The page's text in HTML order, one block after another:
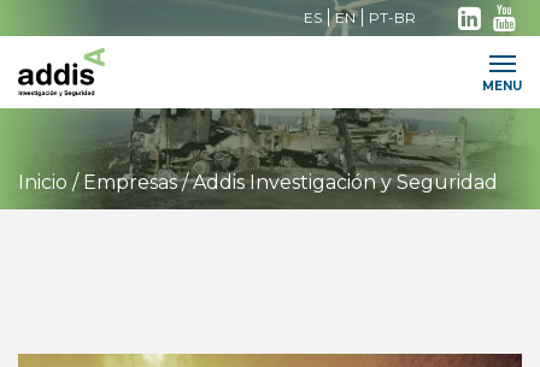
ES EN
PT-BR
Intranet
MENU
Inicio /Empresas/Addis Investigación y Seguridad